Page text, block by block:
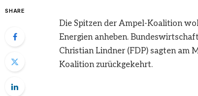
SHARE
Die Spitzen der Ampel-Koalition
Energien anheben.
Christian Lindner (FDP) sagten am
Koalition zurückgekehrt.